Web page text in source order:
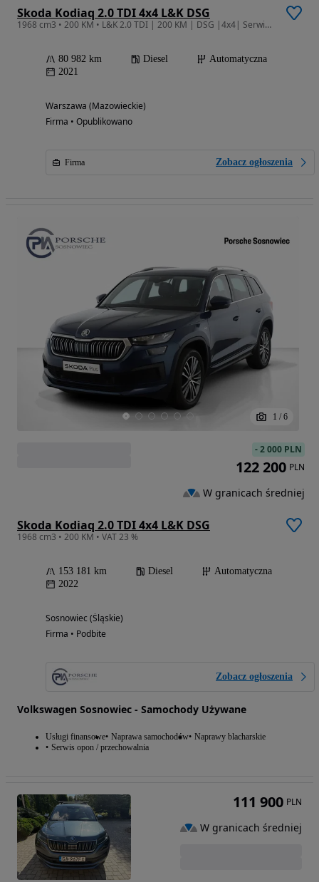
Skoda Kodiaq 2.0 TDI 4x4 L&K DSG
1968 cm3 • 200 KM • L&K 2.0 TDI | 200 KM | DSG |4x4| Serwis ASO | FV23%
80 982 km Diesel
Automatyczna
2021
Warszawa (Mazowieckie)
Firma • Opublikowano
Firma Zobacz ogłoszenia
1 / 6
Skoda Kodiaq 2.0 TDI 4x4 L&K DSG
1968 cm3 • 200 KM • VAT 23 %
153 181 km Diesel
Automatyczna
2022
Sosnowiec (Śląskie)
Firma • Podbite
Zobacz ogłoszenia
Volkswagen Sosnowiec - Samochody Używane
Usługi finansowe Naprawa samochodów Naprawy blacharskie
Serwis opon / przechowalnia
-2 000 PLN
122 200 PLN
W granicach średniej
111 900 PLN
W granicach średniej